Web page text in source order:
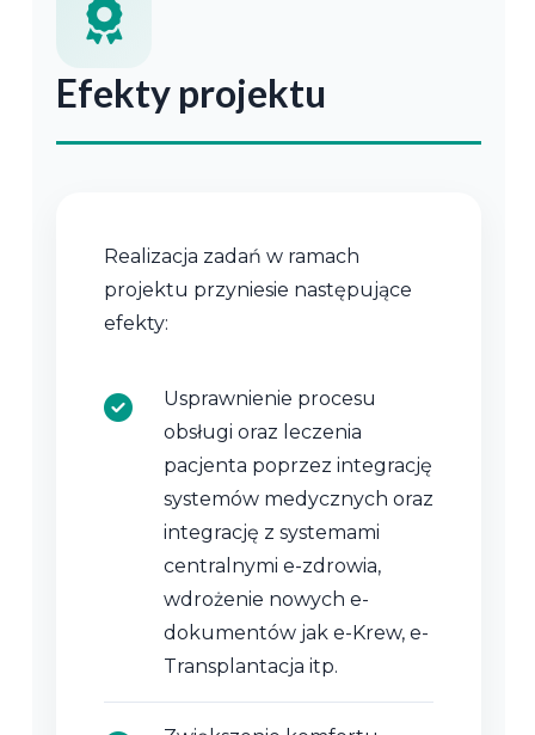
Efekty projektu
Realizacja zadań w ramach
projektu przyniesie następujące
efekty:
Usprawnienie procesu
obsługi oraz leczenia
pacjenta poprzez integrację
systemów medycznych oraz
integrację z systemami
centralnymi e-zdrowia,
wdrożenie nowych e-
dokumentów jak e-Krew, e-
Transplantacja itp.